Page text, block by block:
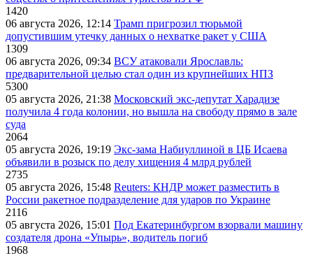
1420
06 августа 2026, 12:14 Трамп пригрозил тюрьмой
допустившим утечку данных о нехватке ракет у США
1309
06 августа 2026, 09:34 ВСУ атаковали Ярославль:
предварительной целью стал один из крупнейших НПЗ
5300
05 августа 2026, 21:38 Московский экс-депутат Харадизе
получила 4 года колонии, но вышла на свободу прямо в зале
суда
2064
05 августа 2026, 19:19 Экс-зама Набиуллиной в ЦБ Исаева
объявили в розыск по делу хищения 4 млрд рублей
2735
05 августа 2026, 15:48 Reuters: КНДР может разместить в
России ракетное подразделение для ударов по Украине
2116
05 августа 2026, 15:01 Под Екатеринбургом взорвали машину
создателя дрона «Упырь», водитель погиб
1968